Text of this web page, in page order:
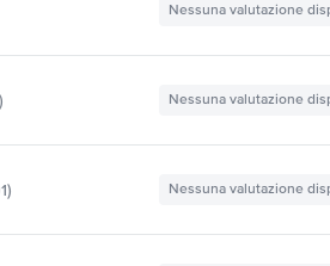
Nessuna valutazione
Nessuna valutazione
Nessuna valutazione